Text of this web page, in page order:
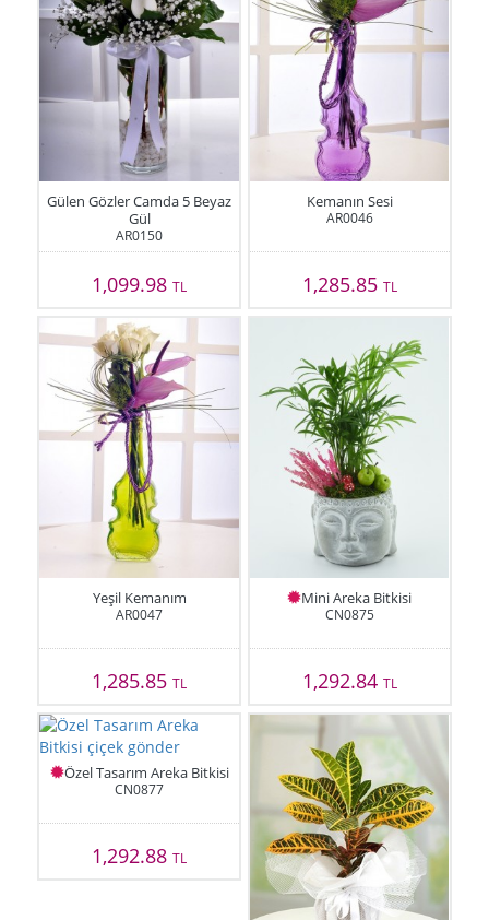
Gülen Gözler Camda 5 Beyaz
Gül
AR0150
1,099.98TL
Kemanın Sesi
AR0046
1,285.85 TL
Yeşil Kemanım
AR0047
1,285.85TL
Mini Areka Bitkisi
CN0875
1,292.84 TL
Özel Tasarım Areka Bitkisi
CN0877
1,292.88TL